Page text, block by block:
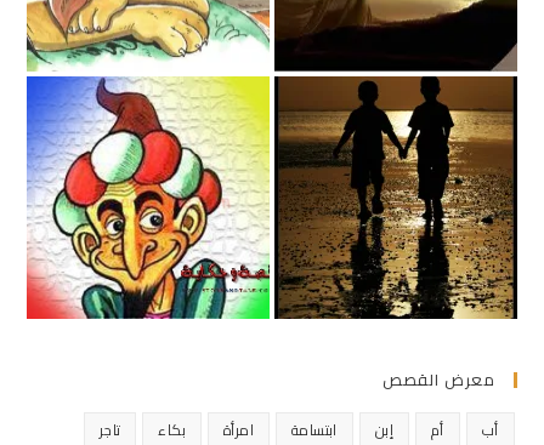
معرض القصص
أب أم إبن ابتسامة امرأة بكاء
تاجر